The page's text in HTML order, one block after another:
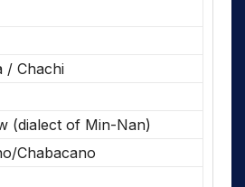
/ Chachi
(dialect of Min-Nan)
Chabacano